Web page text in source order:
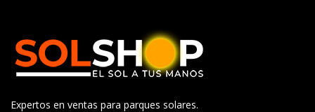
Expertos en ventas para parques solares.